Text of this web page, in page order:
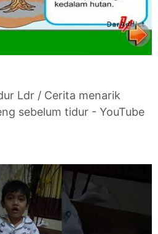
Ldr / Cerita menarik
sebelum tidur - YouTube